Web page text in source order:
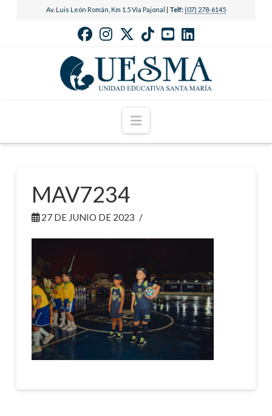
Av. Luis León Román, Km 1.5 Vía Pajonal | Telf: (07) 278-6145
Navigation
MAV7234
27 DE JUNIO DE 2023